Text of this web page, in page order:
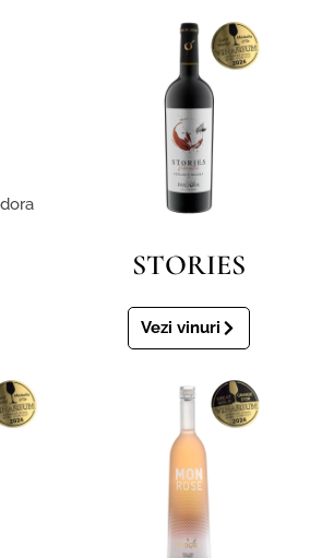
STORIES
Vezi vinuri